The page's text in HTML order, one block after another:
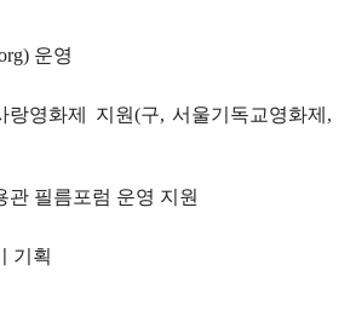
운영
랑영화제 지원(구, 서울기독교영화제,
관 필름포럼 운영 지원
기획